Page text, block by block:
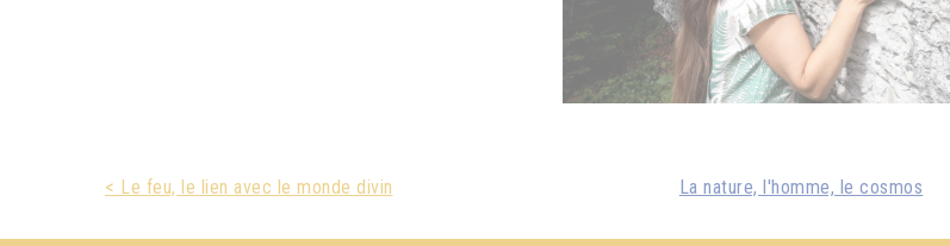
< Le feu, le lien avec le monde divin La nature, l'homme, le cosmos